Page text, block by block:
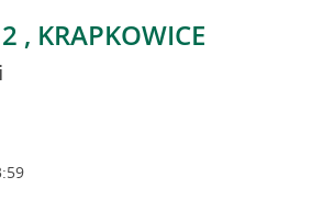
, KRAPKOWICE